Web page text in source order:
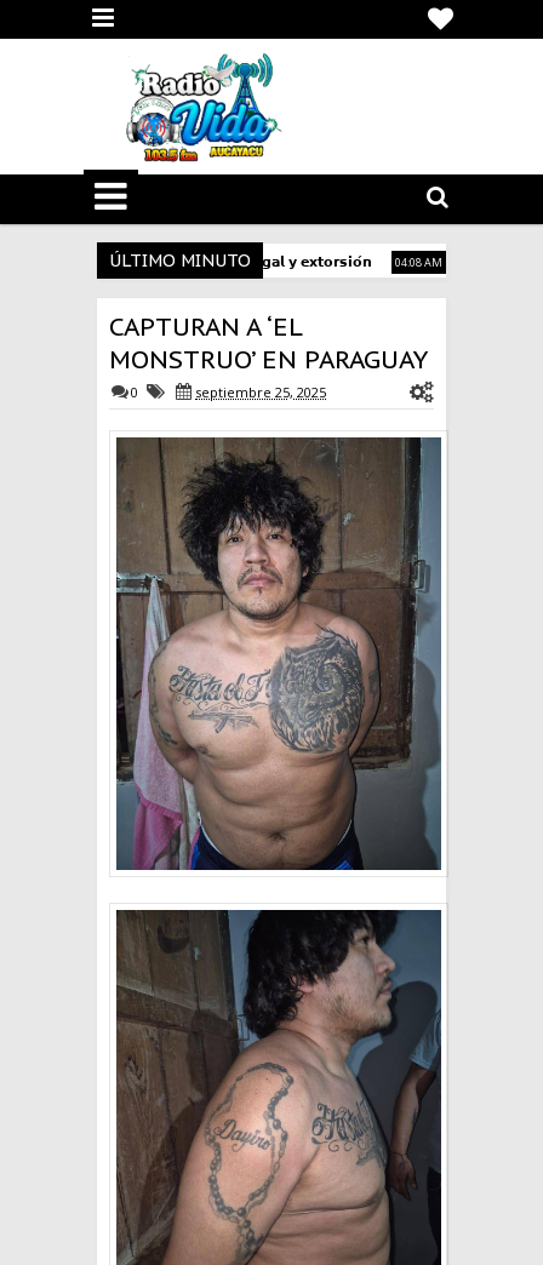
ÚLTIMO MINUTO
𝗱𝗲𝘀𝘁𝗶𝗻𝗮𝗱𝗮 𝗮 𝗹𝗮 𝗺𝗶𝗻𝗲𝗿𝗶́𝗮 𝗶𝗹𝗲𝗴𝗮𝗹 𝘆 𝗲𝘅𝘁𝗼𝗿𝘀𝗶𝗼́𝗻 04:08 AM FISCALÍA
PASTA BÁSICA DE COCAÍNA.
02:18 AM ¡Cae cargamento de más de 3 toneladas
CAPTURAN A ‘EL
MONSTRUO’ EN PARAGUAY
0 septiembre 25, 2025